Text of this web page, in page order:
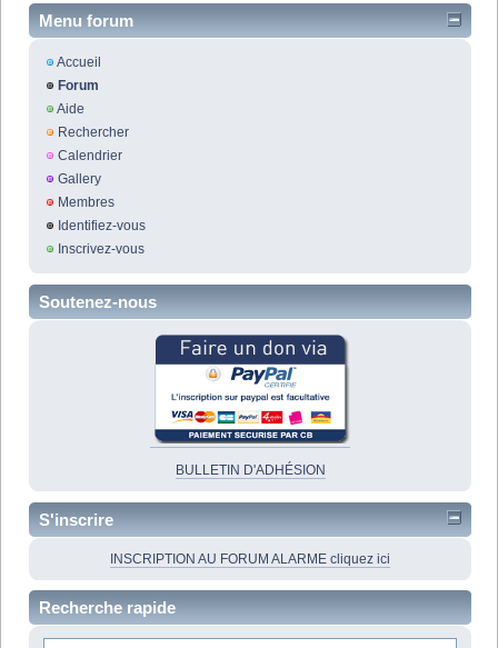
Menu forum
Accueil
Forum
Aide
Rechercher
Calendrier
Gallery
Membres
Identifiez-vous
Inscrivez-vous
Soutenez-nous
BULLETIN D'ADHÉSION
S'inscrire
INSCRIPTION AU FORUM ALARME cliquez ici
Recherche rapide